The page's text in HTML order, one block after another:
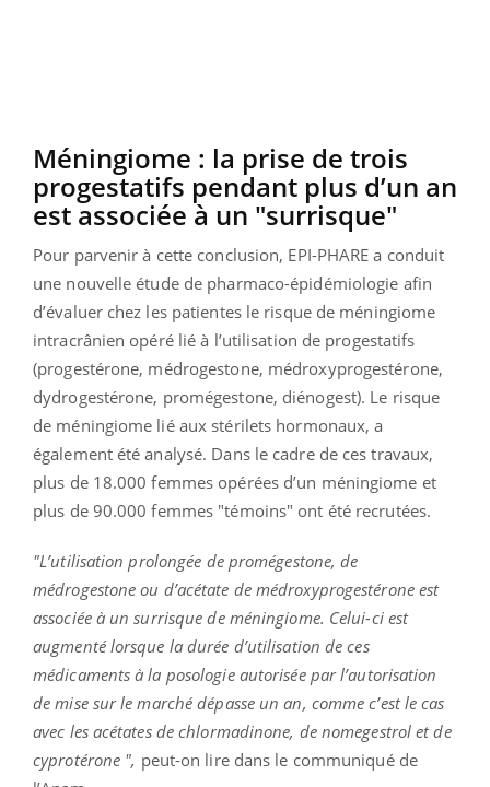
Méningiome : la prise de trois
progestatifs pendant plus d’un an
est associée à un "surrisque"
Pour parvenir à cette conclusion, EPI-PHARE a conduit
une nouvelle étude de pharmaco-épidémiologie afin
d’évaluer chez les patientes le risque de méningiome
intracrânien opéré lié à l’utilisation de progestatifs
(progestérone, médrogestone, médroxyprogestérone,
dydrogestérone, promégestone, diénogest). Le risque
de méningiome lié aux stérilets hormonaux, a
également été analysé. Dans le cadre de ces travaux,
plus de 18.000 femmes opérées d’un méningiome et
plus de 90.000 femmes "témoins" ont été recrutées.
"L’utilisation prolongée de promégestone, de
médrogestone ou d’acétate de médroxyprogestérone est
associée à un surrisque de méningiome. Celui-ci est
augmenté lorsque la durée d’utilisation de ces
médicaments à la posologie autorisée par l’autorisation
de mise sur le marché dépasse un an, comme c’est le cas
avec les acétates de chlormadinone, de nomegestrol et de
cyprotérone ", peut-on lire dans le communiqué de